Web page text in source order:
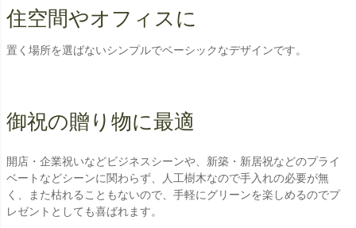
住空間やオフィスに
置く場所を選ばないシンプルでベーシックなデザインです。
御祝の贈り物に最適
開店・企業祝いなどビジネスシーンや、新築・新居祝などのプライ
ベートなどシーンに関わらず、人工樹木なので手入れの必要が無
く、また枯れることもないので、手軽にグリーンを楽しめるのでプ
レゼントとしても喜ばれます。